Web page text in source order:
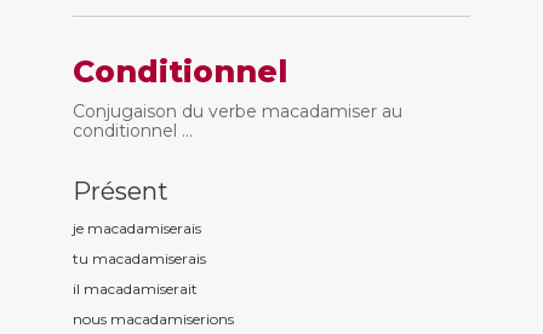
Conditionnel
Conjugaison du verbe macadamiser au
conditionnel ...
Présent
je macadamiserais
tu macadamiserais
il macadamiserait
nous macadamiserions